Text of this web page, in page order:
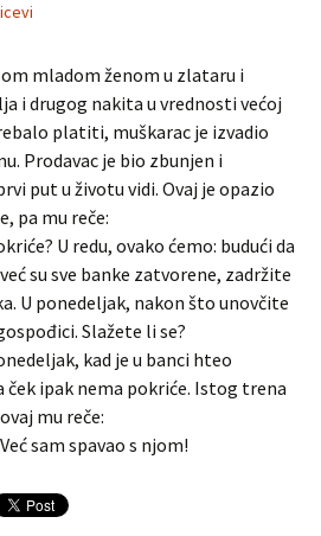
mladom ženom u zlataru i
i drugog nakita u vrednosti većoj
platiti, muškarac je izvadio
Prodavac je bio zbunjen i
put u životu vidi. Ovaj je opazio
pa mu reče:
U redu, ovako ćemo: budući da
su sve banke zatvorene, zadržite
U ponedeljak, nakon što unovčite
Slažete li se?
kad je u banci hteo
ipak nema pokriće. Istog trena
mu reče:
sam spavao s njom!